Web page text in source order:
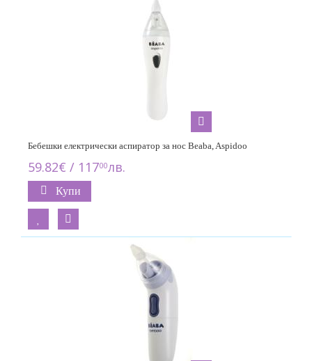
Бебешки електрически аспиратор за нос Beaba, Aspidoo
59.82€ / 11700лв.
Купи